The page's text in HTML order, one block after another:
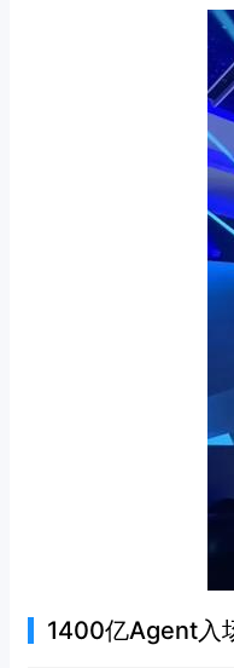
1400亿Agent入